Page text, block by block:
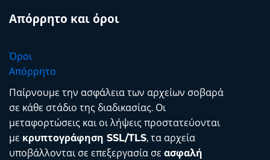
Απόρρητο και όροι
Όροι
Απόρρητο
Παίρνουμε την ασφάλεια των αρχείων σοβαρά
σε κάθε στάδιο της διαδικασίας. Οι
μεταφορτώσεις και οι λήψεις προστατεύονται
με κρυπτογράφηση SSL/TLS, τα αρχεία
υποβάλλονται σε επεξεργασία σε ασφαλή